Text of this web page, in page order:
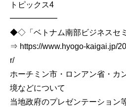
トピックス4
━━━━━━
◆◇「ベトナム南部ビジネスセ
⇒ https://www.hyogo-kaigai.jp/
r/
ホーチミン市・ロンアン省・カ
境などについて
当地政府のプレゼンテーション